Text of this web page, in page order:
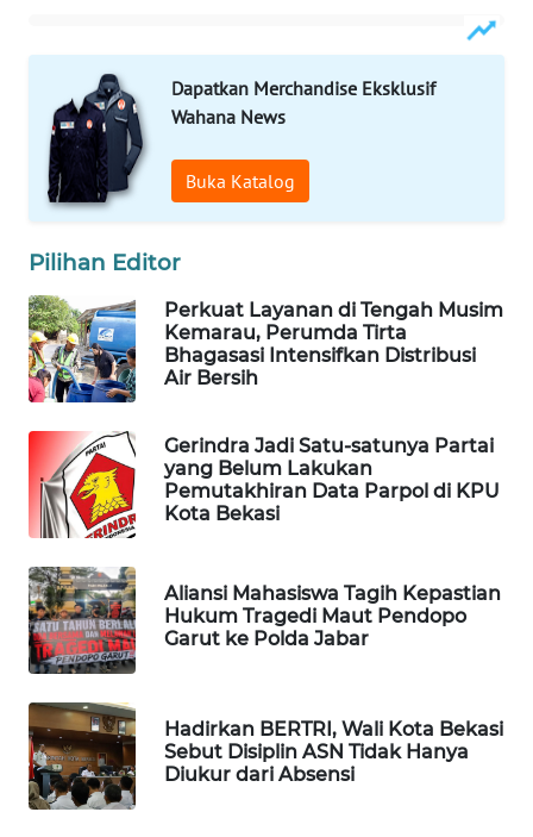
Dapatkan Merchandise Eksklusif
Wahana News
Buka Katalog
Pilihan Editor
Perkuat Layanan di Tengah Musim
Kemarau, Perumda Tirta
Bhagasasi Intensifkan Distribusi
Air Bersih
Gerindra Jadi Satu-satunya Partai
yang Belum Lakukan
Pemutakhiran Data Parpol di KPU
Kota Bekasi
Aliansi Mahasiswa Tagih Kepastian
Hukum Tragedi Maut Pendopo
Garut ke Polda Jabar
Hadirkan BERTRI, Wali Kota Bekasi
Sebut Disiplin ASN Tidak Hanya
Diukur dari Absensi
WAHANA
PERSONA
WAHANA
OTOMOTIF
WAHANA
HEALTH
WAHANA
DESA
WISATA
LAPAK
WAHANA
Network
KONSUMEN
LISTRIK
MASYARAKAT
KELISTRIKAN